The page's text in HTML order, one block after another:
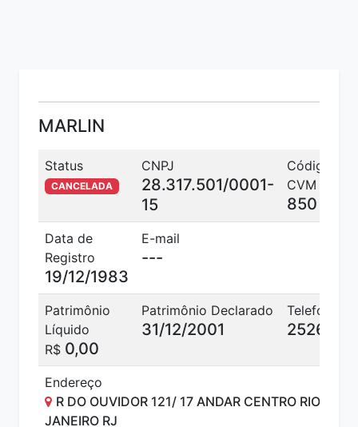
MARLIN
Status
CANCELADA
CNPJ
28.317.501/0001-
15
Código
CVM
850
Data de
Registro
19/12/1983
E-mail
---
Patrimônio
Líquido
R$ 0,00
Patrimônio Declarado
31/12/2001
Telefone
2526020
Endereço
R DO OUVIDOR 121/ 17 ANDAR CENTRO RIO DE
JANEIRO RJ